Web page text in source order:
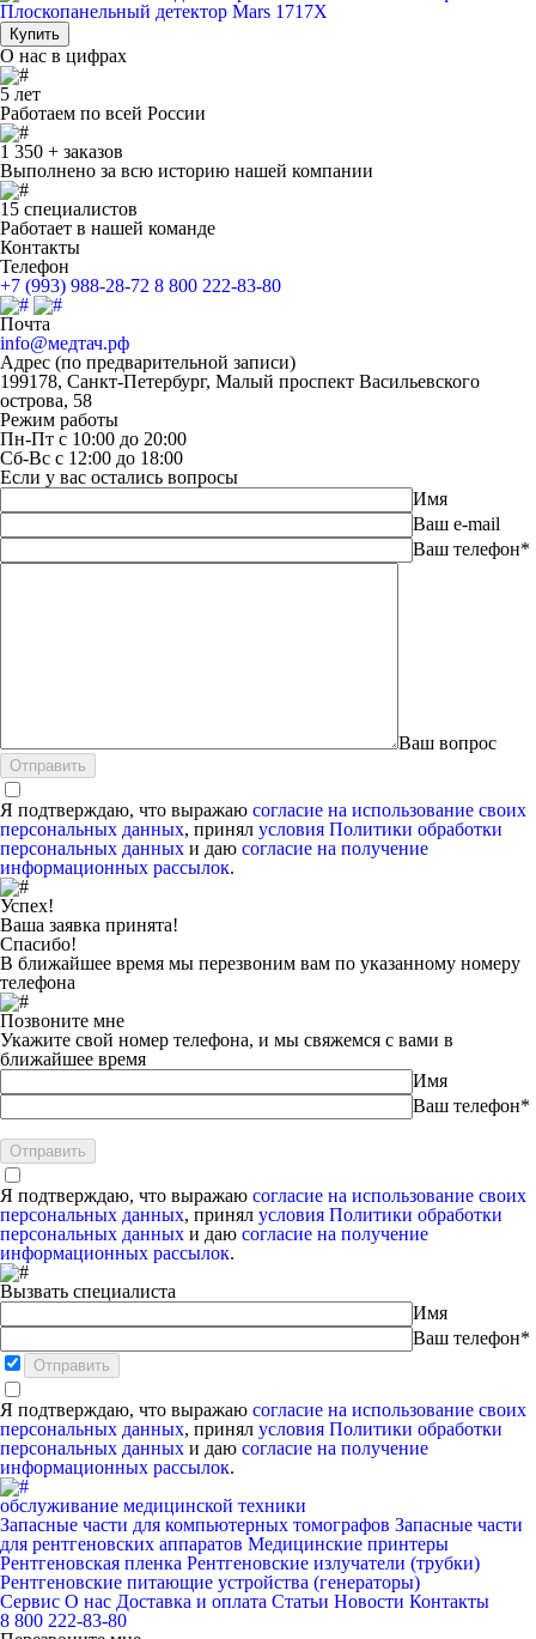
Плоскопанельный детектор Mars 1717X
Купить
О нас в цифрах
5 лет
Работаем по всей России
1 350 + заказов
Выполнено за всю историю нашей компании
15 специалистов
Работает в нашей команде
Контакты
Телефон
+7 (993) 988-28-72 8 800 222-83-80
Почта
info@медтач.рф
Адрес (по предварительной записи)
199178, Санкт-Петербург, Малый проспект Васильевского
острова, 58
Режим работы
Пн-Пт с 10:00 до 20:00
Сб-Вс с 12:00 до 18:00
Если у вас остались вопросы
Имя
Ваш e-mail
Ваш телефон*
Ваш вопрос
Я подтверждаю, что выражаю согласие на использование своих
персональных данных, принял условия Политики обработки
персональных данных и даю согласие на получение
информационных рассылок.
Успех!
Ваша заявка принята!
Спасибо!
В ближайшее время мы перезвоним вам по указанному номеру
телефона
Позвоните мне
Укажите свой номер телефона, и мы свяжемся с вами в
ближайшее время
Имя
Ваш телефон*
Я подтверждаю, что выражаю согласие на использование своих
персональных данных, принял условия Политики обработки
персональных данных и даю согласие на получение
информационных рассылок.
Вызвать специалиста
Имя
Ваш телефон*
Я подтверждаю, что выражаю согласие на использование своих
персональных данных, принял условия Политики обработки
персональных данных и даю согласие на получение
информационных рассылок.
обслуживание медицинской техники
Запасные части для компьютерных томографов Запасные части
для рентгеновских аппаратов Медицинские принтеры
Рентгеновская пленка Рентгеновские излучатели (трубки)
Рентгеновские питающие устройства (генераторы)
Сервис О нас Доставка и оплата Статьи Новости Контакты
8 800 222-83-80